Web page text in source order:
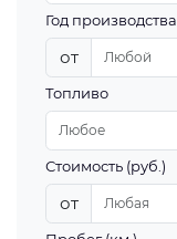
Год производства
от
Топливо
Стоимость (руб.)
от